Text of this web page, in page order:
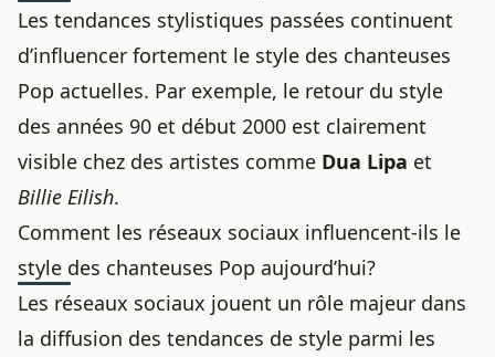
Les tendances stylistiques passées continuent
d’influencer fortement le style des chanteuses
Pop actuelles. Par exemple, le retour du style
des années 90 et début 2000 est clairement
visible chez des artistes comme Dua Lipa et
Billie Eilish.
Comment les réseaux sociaux influencent-ils le
style des chanteuses Pop aujourd’hui?
Les réseaux sociaux jouent un rôle majeur dans
la diffusion des tendances de style parmi les